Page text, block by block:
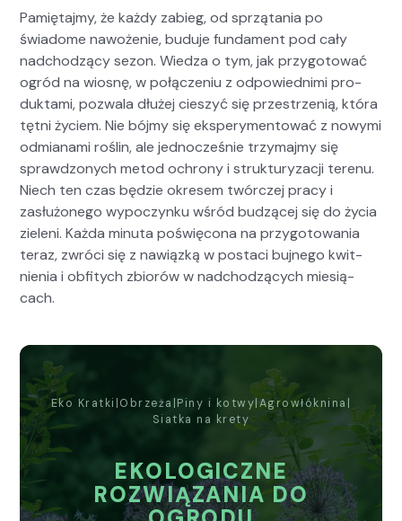
Pamię­ta­jmy, że każdy zabieg, od sprzą­ta­nia po
świadome nawoże­nie, budu­je fun­da­ment pod cały
nad­chodzą­cy sezon. Wiedza o tym, jak przy­go­tować
ogród na wios­nę, w połącze­niu z odpowied­ni­mi pro­
duk­ta­mi, pozwala dłużej cieszyć się przestrzenią, która
tęt­ni życiem. Nie bójmy się ekspery­men­tować z nowy­mi
odmi­ana­mi roślin, ale jed­nocześnie trzy­ma­jmy się
sprawd­zonych metod ochrony i struk­tu­ryza­cji terenu.
Niech ten czas będzie okre­sem twór­czej pra­cy i
zasłużonego wypoczynku wśród budzącej się do życia
zie­leni. Każ­da min­u­ta poświę­cona na przy­go­towa­nia
ter­az, zwró­ci się z naw­iązką w postaci bujnego kwit­
nienia i obfi­tych zbiorów w nad­chodzą­cych miesią­
cach.
Eko Krat­ki Obrzeża Piny i kotwy|Agrowłókn­i­na
Siat­ka na kre­ty
EKOLOGICZNE
ROZWIĄZANIA DO